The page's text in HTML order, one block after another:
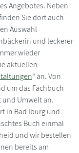
Angebotes. Neben
Sie dort auch
Auswahl
und leckerer
wieder
aktuellen
" an. Von
um das Fachbuch
und Umwelt an.
in Bad Iburg und
Buch einmal
und wir bestellen
bereits am